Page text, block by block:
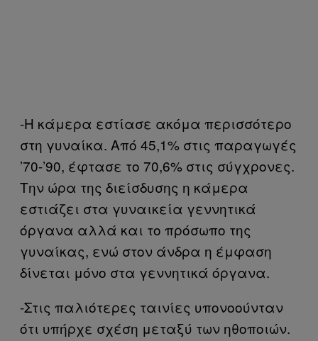
-Η κάμερα εστίασε ακόμα περισσότερο
στη γυναίκα. Από 45,1% στις παραγωγές
’70-’90, έφτασε το 70,6% στις σύγχρονες.
Την ώρα της διείσδυσης η κάμερα
εστιάζει στα γυναικεία γεννητικά
όργανα αλλά και το πρόσωπο της
γυναίκας, ενώ στον άνδρα η έμφαση
δίνεται μόνο στα γεννητικά όργανα.
-Στις παλιότερες ταινίες υπονοούνταν
ότι υπήρχε σχέση μεταξύ των ηθοποιών.